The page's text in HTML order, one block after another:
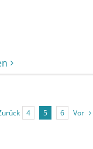
4 5 6 Vor